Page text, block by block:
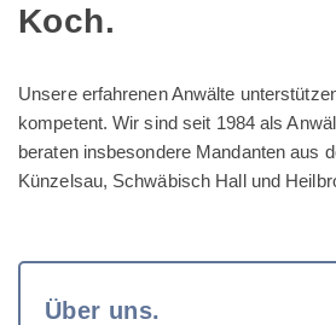
Koch.
Unsere erfahrenen Anwälte
kompetent. Wir sind seit 1984 als
beraten insbesondere Mandanten aus
Künzelsau, Schwäbisch Hall und
Über uns.